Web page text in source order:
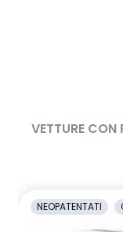
VETTURE CON
NEOPATENTATI